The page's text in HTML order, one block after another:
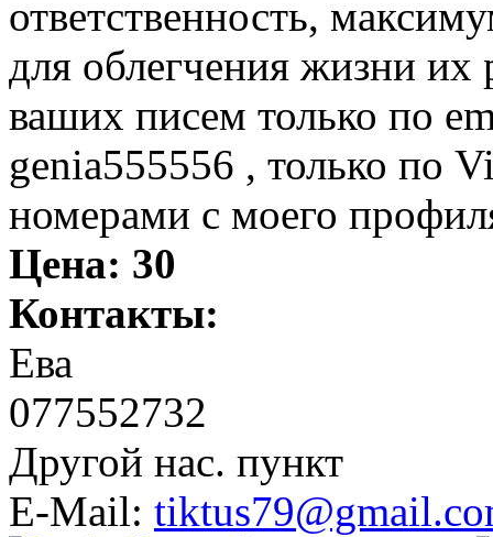
ответственность,
для облегчения жизни
ваших писем только по
genia555556 , только по
номерами с моего
Цена: 30
Контакты:
Ева
077552732
Другой нас. пункт
E-Mail: